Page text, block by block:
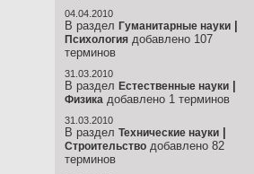
04.04.2010
В раздел Гуманитарные науки
Психология добавлено 107
терминов
31.03.2010
В раздел Естественные науки
Физика добавлено 1 терминов
31.03.2010
В раздел Технические науки
Строительство добавлено 82
терминов